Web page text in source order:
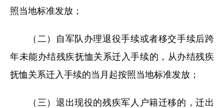
照当地标准发放；
（二）自军队办理退役手续或者移交手续后跨
年未能办结残疾抚恤关系迁入手续的，从办结残疾
抚恤关系迁入手续的当月起按照当地标准发放；
（三）退出现役的残疾军人户籍迁移的，迁出